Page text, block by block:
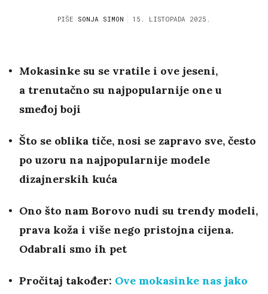
PIŠE SONJA SIMON 15. LISTOPADA 2025.
Mokasinke su se vratile i ove jeseni,
a trenutačno su najpopularnije one u
smeđoj boji
Što se oblika tiče, nosi se zapravo sve, često
po uzoru na najpopularnije modele
dizajnerskih kuća
Ono što nam Borovo nudi su trendy modeli,
prava koža i više nego pristojna cijena.
Odabrali smo ih pet
Pročitaj također: Ove mokasinke nas jako